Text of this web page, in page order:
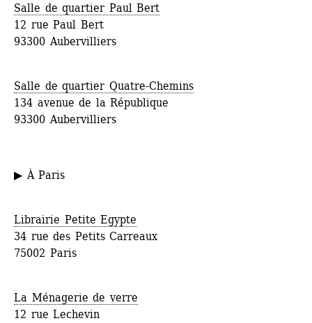
Salle de quartier Paul Bert
12 rue Paul Bert
93300 Aubervilliers
Salle de quartier Quatre-Chemins
134 avenue de la République
93300 Aubervilliers
▶ À Paris
Librairie Petite Egypte
34 rue des Petits Carreaux
75002 Paris
La Ménagerie de verre
12 rue Lechevin